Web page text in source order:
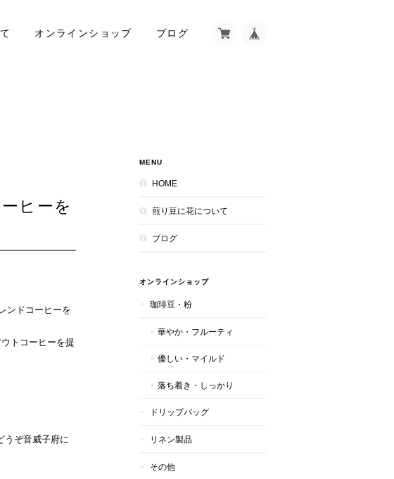
オンラインショップ ブログ
ヒーを
ンドコーヒーを
トコーヒーを提
うぞ音威子府に
MENU
HOME
煎り豆に花について
ブログ
オンラインショップ
珈琲豆・粉
華やか・フルーティ
優しい・マイルド
落ち着き・しっかり
ドリップバッグ
リネン製品
その他